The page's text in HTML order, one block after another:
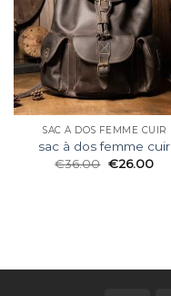
SAC À DOS FEMME CUIR
sac à dos femme cuir
€36.00 €26.00